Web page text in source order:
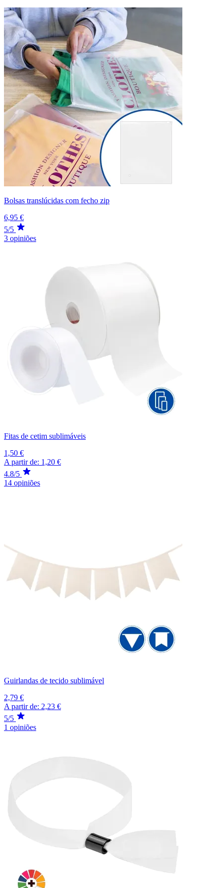
Bolsas translúcidas com fecho zip
6,95 €
5/5
3 opiniões
Fitas de cetim sublimáveis
1,50 €
A partir de: 1,20 €
4.8/5
14 opiniões
Guirlandas de tecido sublimável
2,79 €
A partir de: 2,23 €
5/5
1 opiniões